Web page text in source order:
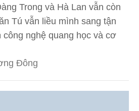
Trong và Hà Lan vẫn còn
Tú vẫn liều mình sang tận
nghệ quang học và cơ
Đông